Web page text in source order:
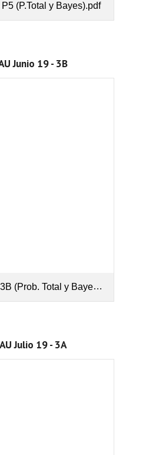
(P.Total y Bayes).pdf
Junio 19 - 3B
(Prob. Total y Bayes).pdf
Julio 19 - 3A